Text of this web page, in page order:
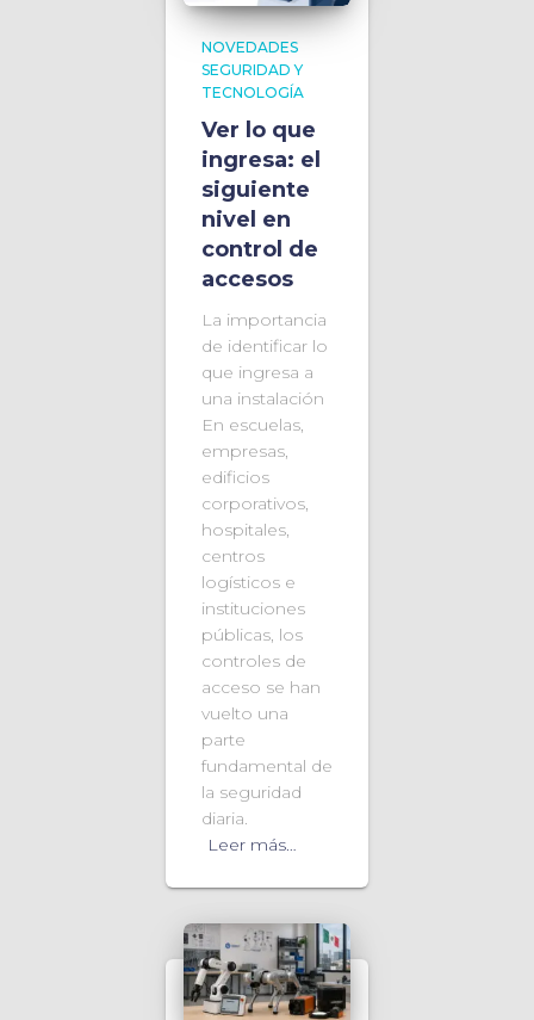
NOVEDADES
SEGURIDAD Y
TECNOLOGÍA
Ver lo que
ingresa: el
siguiente
nivel en
control de
accesos
La importancia
de identificar lo
que ingresa a
una instalación
En escuelas,
empresas,
edificios
corporativos,
hospitales,
centros
logísticos e
instituciones
públicas, los
controles de
acceso se han
vuelto una
parte
fundamental de
la seguridad
diaria.
Leer más…